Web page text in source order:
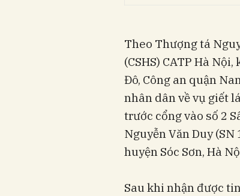
Theo Thượng tá
(CSHS) CATP Hà
Đô, Công an quận
nhân dân về vụ giết
trước cổng vào số 2
Nguyễn Văn Duy
huyện Sóc Sơn, Hà
Sau khi nhận được